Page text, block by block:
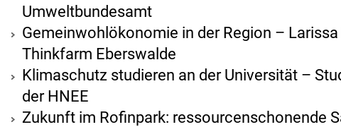
Umweltbundesamt
Gemeinwohlökonomie in der Region – Larissa
Thinkfarm Eberswalde
Klimaschutz studieren an der Universität –
der HNEE
Zukunft im Rofinpark: ressourcenschonende